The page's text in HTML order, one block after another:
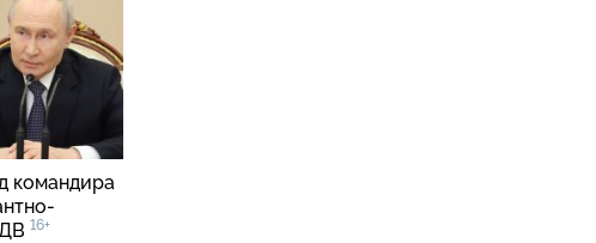
командира
16+